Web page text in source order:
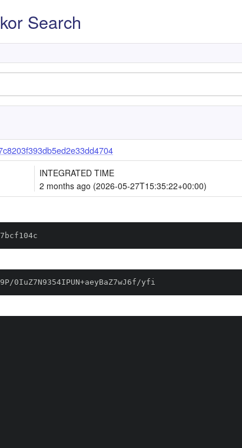
Search
INTEGRATED TIME
2 months ago (2026-05-27T15:35:22+00:00)
0IuZ7N9354IPUN+aeyBaZ7wJ6f/yfi